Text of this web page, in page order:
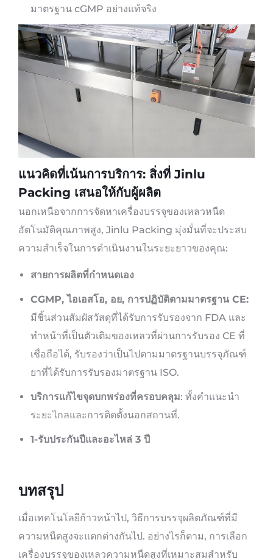
มาตรฐาน cGMP อย่างแท้จริง
แนวคิดที่เน้นการบริการ: สิ่งที่ Jinlu
Packing เสนอให้กับผู้ผลิต
นอกเหนือจากการจัดหาเครื่องบรรจุของเหลวหนืด
อัตโนมัติคุณภาพสูง, Jinlu Packing มุ่งมั่นที่จะประสบ
ความสำเร็จในการดำเนินงานในระยะยาวของคุณ:
สายการผลิตที่กำหนดเอง
CGMP, ไอเอสโอ, อย, การปฏิบัติตามมาตรฐาน CE:
มีชิ้นส่วนสัมผัสวัสดุที่ได้รับการรับรองจาก FDA และ
ทำหน้าที่เป็นตัวเติมของเหลวที่ผ่านการรับรอง CE ที่
เชื่อถือได้, รับรองว่าเป็นไปตามมาตรฐานบรรจุภัณฑ์
ยาที่ได้รับการรับรองมาตรฐาน ISO.
บริการแก้ไขจุดบกพร่องที่ครอบคลุม: ทั้งคำแนะนำ
ระยะไกลและการติดตั้งนอกสถานที่.
1-รับประกันปีและอะไหล่ 3 ปี
บทสรุป
เมื่อเทคโนโลยีก้าวหน้าไป, วิธีการบรรจุผลิตภัณฑ์ที่มี
ความหนืดสูงจะแตกต่างกันไป. อย่างไรก็ตาม, การเลือก
เครื่องบรรจุของเหลวความหนืดสูงที่เหมาะสมสำหรับ